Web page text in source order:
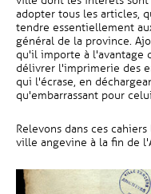
adopter tous les articles,
tendre essentiellement
général de la province.
qu'il importe à l'avantage
délivrer l'imprimerie des
qui l'écrase, en
qu'embarrassant pour
Relevons dans ces
ville angevine à la fin de